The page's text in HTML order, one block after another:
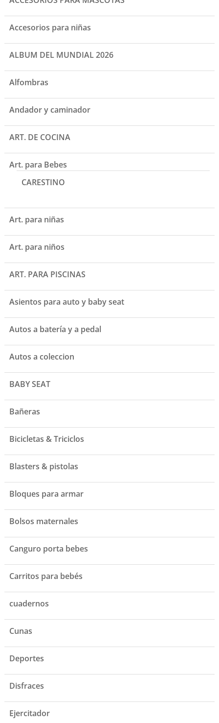
Accesorios para niñas
ALBUM DEL MUNDIAL 2026
Alfombras
Andador y caminador
ART. DE COCINA
Art. para Bebes
CARESTINO
Art. para niñas
Art. para niños
ART. PARA PISCINAS
Asientos para auto y baby seat
Autos a batería y a pedal
Autos a coleccion
BABY SEAT
Bañeras
Bicicletas & Triciclos
Blasters & pistolas
Bloques para armar
Bolsos maternales
Canguro porta bebes
Carritos para bebés
cuadernos
Cunas
Deportes
Disfraces
Ejercitador